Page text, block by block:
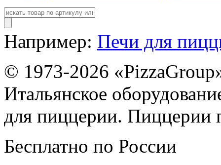
Например: Печи для
© 1973-2026
Итальянское
для пиццерии. Пиццерии
Бесплатно по России